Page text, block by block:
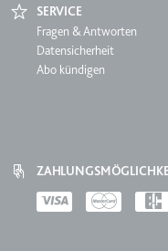
SERVICE
Service
Fragen & Antworten
Datensicherheit
Abo kündigen
Payments